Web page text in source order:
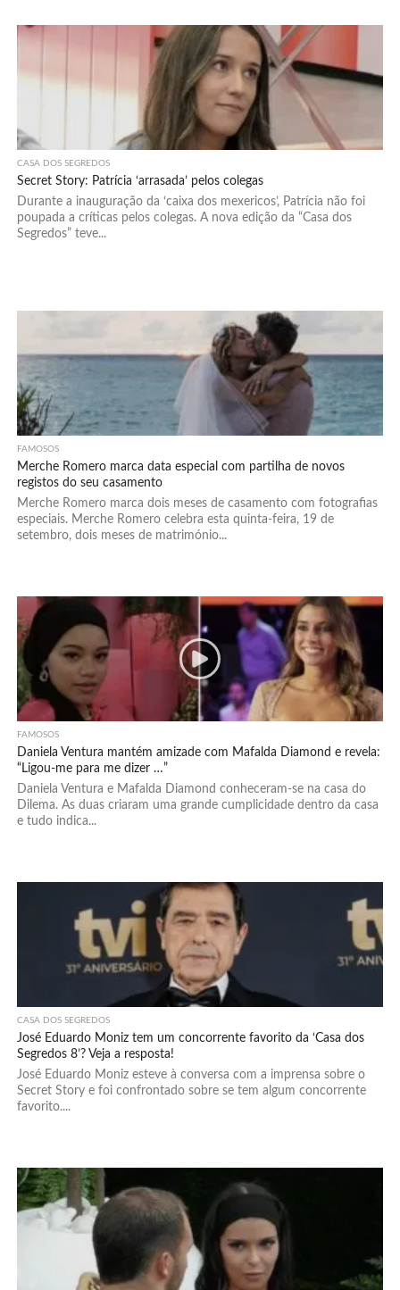
CASA DOS SEGREDOS
Secret Story: Patrícia ‘arrasada’ pelos colegas
Durante a inauguração da ‘caixa dos mexericos’, Patrícia não foi
poupada a críticas pelos colegas. A nova edição da “Casa dos
Segredos” teve...
FAMOSOS
Merche Romero marca data especial com partilha de novos
registos do seu casamento
Merche Romero marca dois meses de casamento com fotografias
especiais. Merche Romero celebra esta quinta-feira, 19 de
setembro, dois meses de matrimónio...
FAMOSOS
Daniela Ventura mantém amizade com Mafalda Diamond e revela:
“Ligou-me para me dizer …”
Daniela Ventura e Mafalda Diamond conheceram-se na casa do
Dilema. As duas criaram uma grande cumplicidade dentro da casa
e tudo indica...
CASA DOS SEGREDOS
José Eduardo Moniz tem um concorrente favorito da ‘Casa dos
Segredos 8’? Veja a resposta!
José Eduardo Moniz esteve à conversa com a imprensa sobre o
Secret Story e foi confrontado sobre se tem algum concorrente
favorito....